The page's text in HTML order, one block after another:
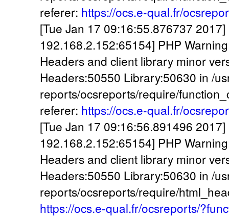
referer: https://ocs.e-qual.fr/
[Tue Jan 17 09:16:55.876737
192.168.2.152:65154] PHP
Headers and client library minor
Headers:50550 Library:50630 in /
reports/ocsreports/require/
referer: https://ocs.e-qual.fr/
[Tue Jan 17 09:16:56.891496
192.168.2.152:65154] PHP
Headers and client library minor
Headers:50550 Library:50630 in /
reports/ocsreports/require/
https://ocs.e-qual.fr/ocsreports/